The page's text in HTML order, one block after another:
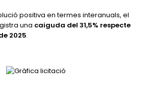
positiva en termes interanuals, el
una caiguda del 31,5% respecte
2025.